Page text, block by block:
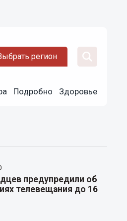
регион
Подробно Здоровье
предупредили об
телевещания до 16